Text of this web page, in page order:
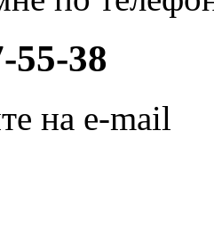
55-38
на e-mail